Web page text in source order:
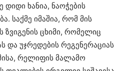
ხანია, ნაოჭების
საქმე იმაშია, რომ მის
ზვიგენის ცხიმი, რომელიც
და უჯრედების რეგენერაციას
რელიფის მალამო